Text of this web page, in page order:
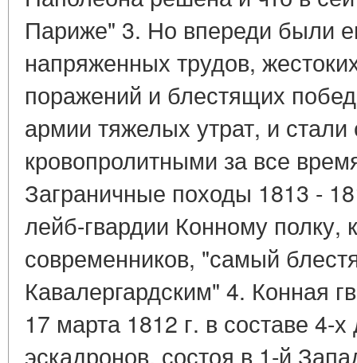
Париже" 3. Но впереди были
напряженных трудов,
поражений и блестящих
армии тяжелых утрат, и
кровопролитными за все
Заграничные походы 1813 -
лейб-гвардии Конному
современников, "самый
Кавалергардским" 4. Конная
17 марта 1812 г. в составе 4-
эскадронов, состоя в 1-й